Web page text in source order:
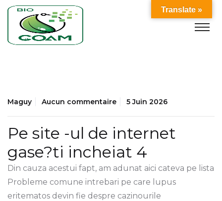
Maguy Aucun commentaire 5 Juin 2026
Pe site -ul de internet
gase?ti incheiat 4
Din cauza acestui fapt, am adunat aici cateva pe lista
Probleme comune intrebari pe care lupus
eritematos devin fie despre cazinourile
Translate »